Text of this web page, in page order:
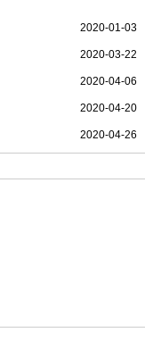
2020-01-03
2020-03-22
2020-04-06
2020-04-20
2020-04-26